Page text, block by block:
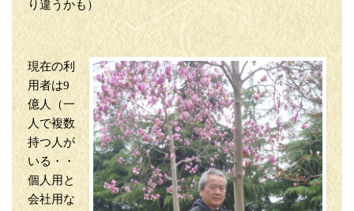
り違うかも）
現在の利
用者は9
億人（一
人で複数
持つ人が
いる・・
個人用と
会社用な